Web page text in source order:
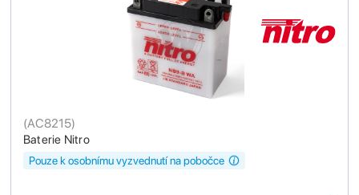
Baterie Nitro
(AC8215)
Pouze k osobnímu vyzvednutí na pobočce